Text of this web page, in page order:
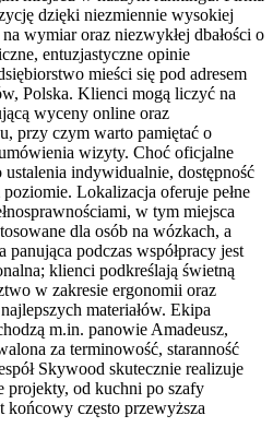
dzięki niezmiennie wysokiej
wymiar oraz niezwykłej dbałości o
entuzjastyczne opinie
mieści się pod adresem
Polska. Klienci mogą liczyć na
wyceny online oraz
przy czym warto pamiętać o
wizyty. Choć oficjalne
indywidualnie, dostępność
Lokalizacja oferuje pełne
w tym miejsca
dla osób na wózkach, a
panująca podczas współpracy jest
klienci podkreślają świetną
w zakresie ergonomii oraz
materiałów. Ekipa
m.in. panowie Amadeusz,
za terminowość, staranność
Skywood skutecznie realizuje
projekty, od kuchni po szafy
końcowy często przewyższa